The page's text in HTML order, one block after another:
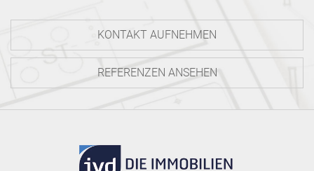
KONTAKT AUFNEHMEN
REFERENZEN ANSEHEN